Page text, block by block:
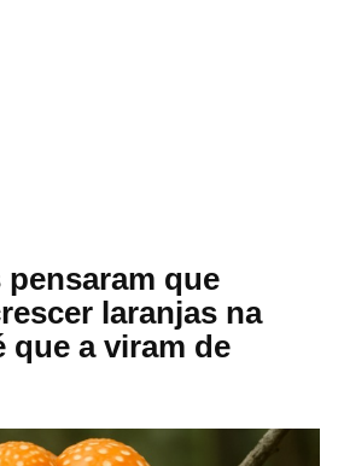
que
laranjas na
a viram de